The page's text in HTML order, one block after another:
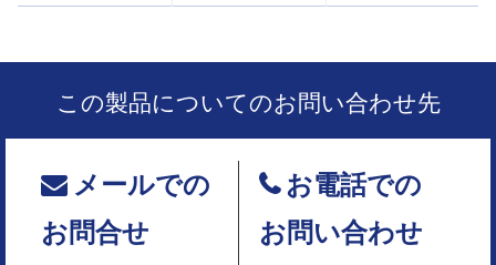
この製品についてのお問い合わせ先
メールでの
お問合せ
お電話での
お問い合わせ